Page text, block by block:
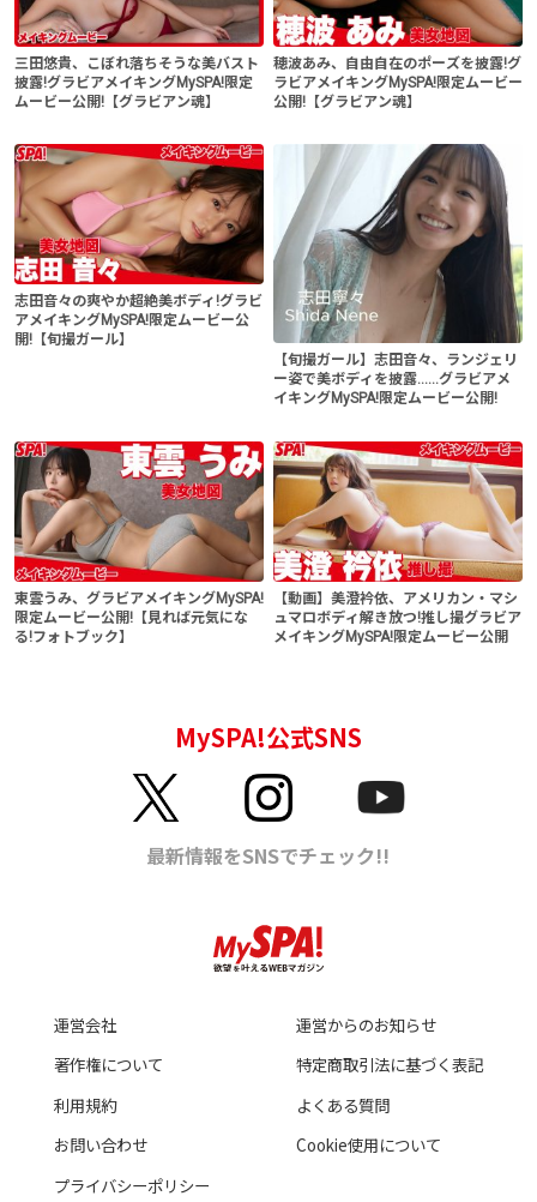
三田悠貴、こぼれ落ちそうな美バスト
披露!グラビアメイキングMySPA!限定
ムービー公開!【グラビアン魂】
穂波あみ、自由自在のポーズを披露!グ
ラビアメイキングMySPA!限定ムービー
公開!【グラビアン魂】
志田音々の爽やか超絶美ボディ!グラビ
アメイキングMySPA!限定ムービー公
開!【旬撮ガール】
【旬撮ガール】志田音々、ランジェリ
ー姿で美ボディを披露......グラビアメ
イキングMySPA!限定ムービー公開!
東雲うみ、グラビアメイキングMySPA!
限定ムービー公開!【見れば元気にな
る!フォトブック】
【動画】美澄衿依、アメリカン・マシ
ュマロボディ解き放つ!推し撮グラビア
メイキングMySPA!限定ムービー公開
運営会社
運営からのお知らせ
著作権について
特定商取引法に基づく表記
利用規約
よくある質問
お問い合わせ
Cookie使用について
プライバシーポリシー